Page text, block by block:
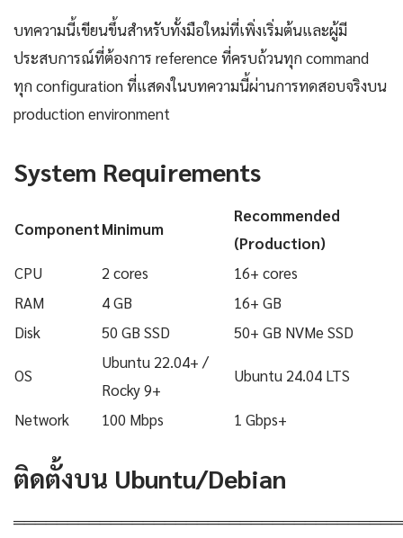
บทความนี้เขียนขึ้นสำหรับทั้งมือใหม่ที่เพิ่งเริ่มต้นและผู้มี
ประสบการณ์ที่ต้องการ reference ที่ครบถ้วนทุก command
ทุก configuration ที่แสดงในบทความนี้ผ่านการทดสอบจริงบน
production environment
System Requirements
ComponentMinimum
Recommended
(Production)
CPU
2 cores
16+ cores
RAM
4 GB
16+ GB
Disk
50 GB SSD 50+ GB NVMe SSD
OS
Ubuntu 22.04+ /
Rocky 9+
Ubuntu 24.04 LTS
Network 100 Mbps 1 Gbps+
ติดตั้งบน Ubuntu/Debian